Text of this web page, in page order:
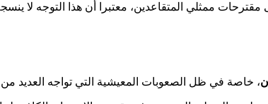
ممثلي المتقاعدين، معتبرا أن هذا التوجه لا